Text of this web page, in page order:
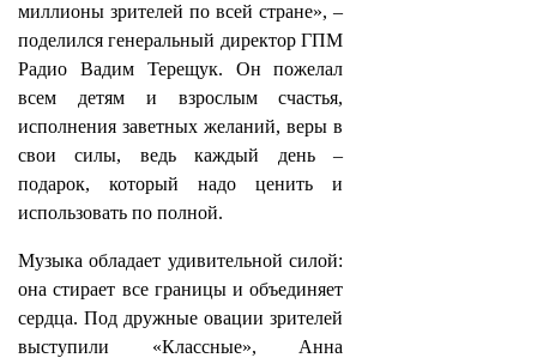
миллионы зрителей по всей стране», –
поделился генеральный директор ГПМ
Радио Вадим Терещук. Он пожелал
всем детям и взрослым счастья,
исполнения заветных желаний, веры в
свои силы, ведь каждый день –
подарок, который надо ценить и
использовать по полной.
Музыка обладает удивительной силой:
она стирает все границы и объединяет
сердца. Под дружные овации зрителей
выступили «Классные», Анна